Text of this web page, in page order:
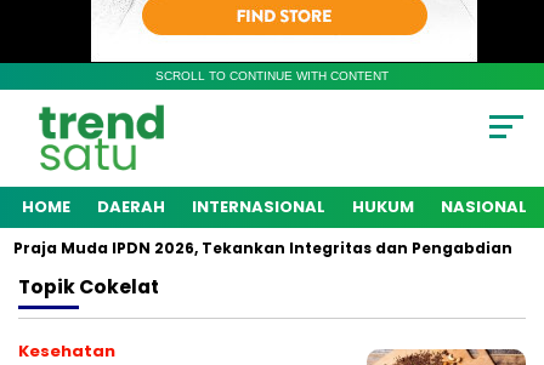
SCROLL TO CONTINUE WITH CONTENT
HOME DAERAH INTERNASIONAL HUKUM NASIONAL
Muda IPDN 2026, Tekankan Integritas dan Pengabdian
TopikCokelat
Kesehatan